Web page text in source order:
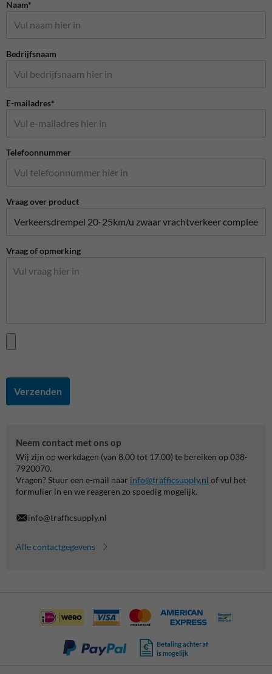
Naam*
Bedrijfsnaam
E-mailadres*
Telefoonnummer
Vraag over product
Vraag of opmerking
Verzenden
Neem contact met ons op
Wij zijn op werkdagen (van 8.00 tot 17.00) te bereiken op 038-
7920070.
Vragen? Stuur een e-mail naar info@trafficsupply.nl of vul het
formulier in en we reageren zo spoedig mogelijk.
info@trafficsupply.nl
Alle contactgegevens
Betaling achteraf
is mogelijk